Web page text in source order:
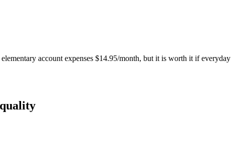
account expenses $14.95/month, but it is worth it if everyday